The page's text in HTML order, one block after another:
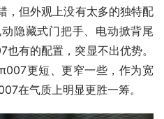
，但外观上没有太多的独特配
隐藏式门把手、电动掀背尾
有的配置，突显不出优势。
更短、更窄一些，作为宽
在气质上明显更胜一筹。